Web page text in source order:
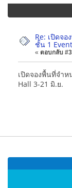
Re: เปิดจ
ชั้น 1
« ตอบกลับ #3
เปิดจองพื้นที่จำ
Hall 3-21 มิ.ย.